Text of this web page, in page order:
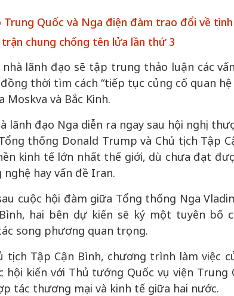
Quốc và Nga điện đàm trao đổi về
chung chống tên lửa lần thứ 3
lãnh đạo sẽ tập trung thảo luận các
thời tìm cách “tiếp tục củng cố quan
Moskva và Bắc Kinh.
lãnh đạo Nga diễn ra ngay sau hội nghị
thống Donald Trump và Chủ tịch Tập
kinh tế lớn nhất thế giới, dù chưa đạt
hay vấn đề Iran.
cuộc hội đàm giữa Tổng thống Nga
hai bên dự kiến sẽ ký một tuyên bố
song phương quan trọng.
tịch Tập Cận Bình, chương trình làm việc
hội kiến với Thủ tướng Quốc vụ viện Trung
tác thương mại và kinh tế giữa hai nước.
50 năm Việt Nam gia
nhập UNESCO: Khơi
nguồn nội lực văn hóa,
định hình vị thế kiến
tạo | Kỳ 4: Sáng kiến
làm nên diện mạo mới
50 năm Việt
nhập
nguồn nội lực
tạo | Kỳ 3: Hội
quốc tế bằng
Việt Nam